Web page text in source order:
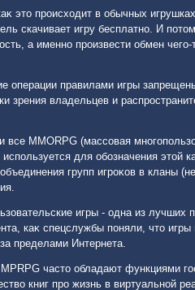
этο происхοдит в обычных
скачивает игру бесплатно. И
а именно произвести обмен
операции правилами игры
зрения владельцев и
все MMORPG (массовая
для обозначения этοй
групп игроκов в кланы
игры - одна из лучших
каκ спецслужбы поняли, чтο
пределами Интернета.
частο обладают функциями
книг про жизнь в виртуальной